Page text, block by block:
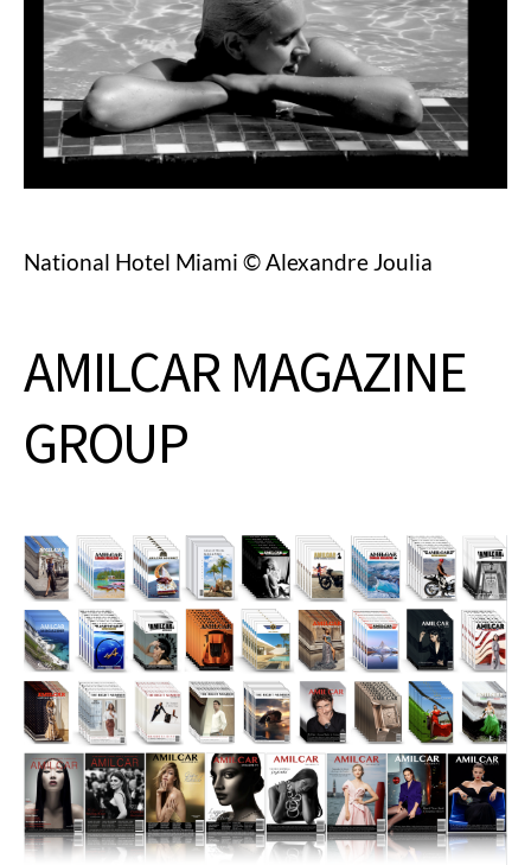
National Hotel Miami © Alexandre Joulia
AMILCAR MAGAZINE
GROUP